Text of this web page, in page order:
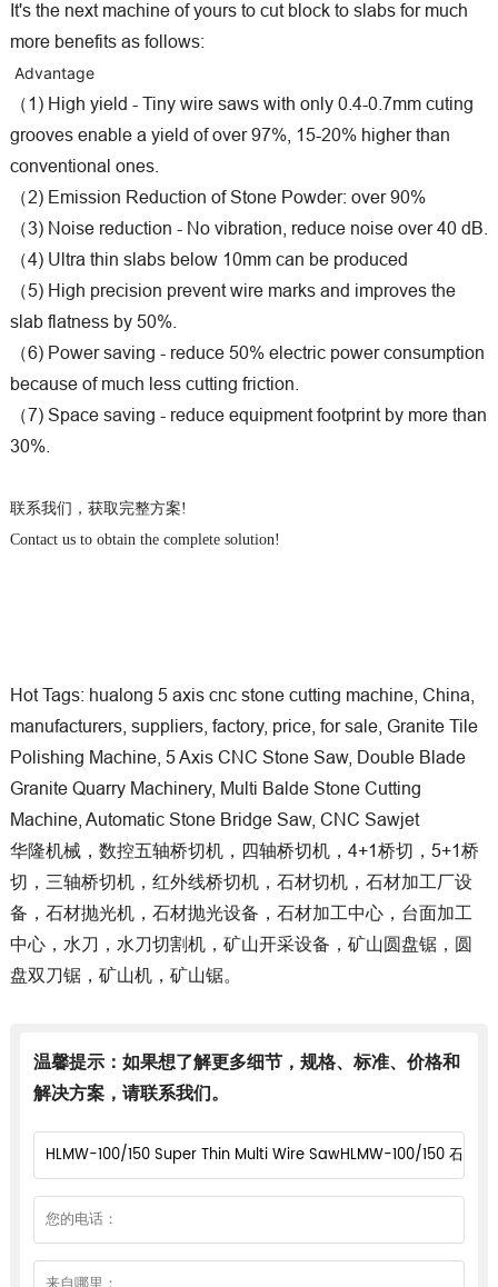
It's the next machine of yours to cut block to slabs for much
more benefits as follows:
Advantage
（1) High yield - Tiny wire saws with only 0.4-0.7mm cuting
grooves enable a yield of over 97%, 15-20% higher than
conventional ones.
（2) Emission Reduction of Stone Powder: over 90%
（3) Noise reduction - No vibration, reduce noise over 40 dB.
（4) Ultra thin slabs below 10mm can be produced
（5) High precision prevent wire marks and improves the
slab flatness by 50%.
（6) Power saving - reduce 50% electric power consumption
because of much less cutting friction.
（7) Space saving - reduce equipment footprint by more than
30%.
联系我们，获取完整方案!
Contact us to obtain the complete solution!
Hot Tags: hualong 5 axis cnc stone cutting machine, China,
manufacturers, suppliers, factory, price, for sale, Granite Tile
Polishing Machine, 5 Axis CNC Stone Saw, Double Blade
Granite Quarry Machinery, Multi Balde Stone Cutting
Machine, Automatic Stone Bridge Saw, CNC Sawjet
华隆机械，数控五轴桥切机，四轴桥切机，4+1桥切，5+1桥
切，三轴桥切机，红外线桥切机，石材切机，石材加工厂设
备，石材抛光机，石材抛光设备，石材加工中心，台面加工
中心，水刀，水刀切割机，矿山开采设备，矿山圆盘锯，圆
盘双刀锯，矿山机，矿山锯。
温馨提示：如果想了解更多细节，规格、标准、价格和
解决方案，请联系我们。